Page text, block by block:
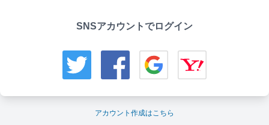
SNSアカウントでログイン
アカウント作成はこちら